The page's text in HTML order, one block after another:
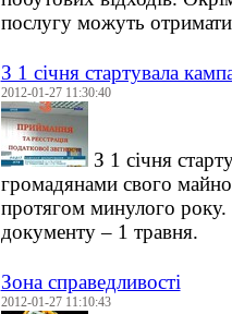
послугу можуть
З 1 січня стартувала
2012-01-27 11:30:40
З 1 січня
громадянами свого
протягом минулого року.
документу – 1 травня.
Зона справедливості
2012-01-27 11:10:43